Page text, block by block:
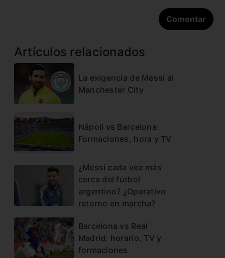
Artículos relacionados
La exigencia de Messi al
Manchester City
Nápoli vs Barcelona:
Formaciones, hora y TV
¿Messi cada vez más
cerca del fútbol
argentino? ¿Operativo
retorno en marcha?
Barcelona vs Real
Madrid: horario, TV y
formaciones